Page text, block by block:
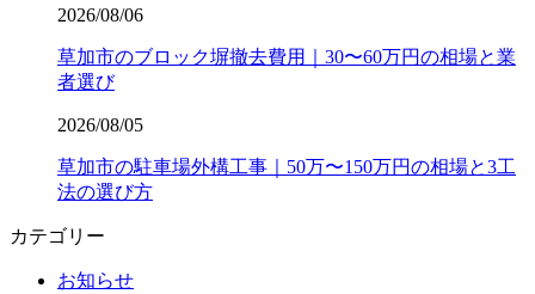
2026/08/06
草加市のブロック塀撤去費用｜30〜60万円の相場と業
者選び
2026/08/05
草加市の駐車場外構工事｜50万〜150万円の相場と3工
法の選び方
カテゴリー
お知らせ